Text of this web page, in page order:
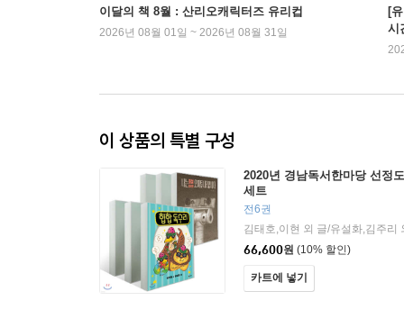
이달의 책 8월 : 산리오캐릭터즈 유리컵
2026년 08월 01일 ~ 2026년 08월 31일
[
시
이 상품의 특별 구성
2020년 경남독서한마당 선정
세트
전6권
김태호,이현 외 글/유설화,김주리
66,600원 (10% 할인)
카트에 넣기